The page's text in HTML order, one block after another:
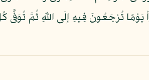
تَصَدَّقُواْ خَيْرٌ لَّكُمْ إِن كُنتُمْ تَعْلَمُونَ (280) وَاتَّقُواْ يَوْمًا